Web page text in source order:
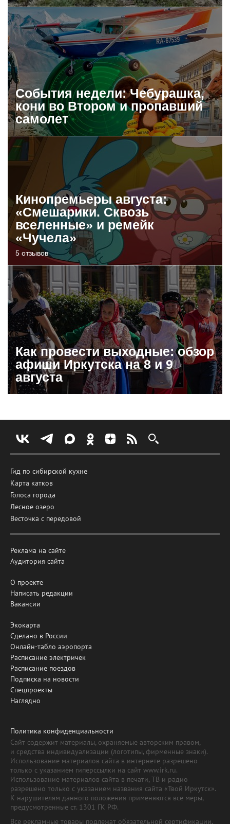
События недели: Чебурашка,
кони во Втором и пропавший
самолет
Кинопремьеры августа:
«Смешарики. Сквозь
вселенные» и ремейк
«Чучела»
5 отзывов
Как провести выходные: обзор
афиши Иркутска на 8 и 9
августа
Гид по сибирской кухне
Карта катков
Голоса города
Лесное озеро
Весточка с передовой
Реклама на сайте
Аудитория сайта
О проекте
Написать редакции
Вакансии
Экокарта
Сделано в России
Онлайн-табло аэропорта
Расписание электричек
Расписание поездов
Подписка на новости
Спецпроекты
Наглядно
Политика конфиденциальности
Сайт содержит материалы, охраняемые авторским правом,
и средства индивидуализации (логотипы, фирменные знаки).
Использование материалов сайта в интернете разрешено
только с указанием гиперссылки на сайт www.irk.ru.
Использование материалов сайта в печати, ТВ и радио
разрешено только с указанием названия сайта «Твой Иркутск».
К нарушителям данного положения применяются все меры,
предусмотренные ст. 1301 ГК РФ.
Все рекламные товары подлежат обязательной сертификации,